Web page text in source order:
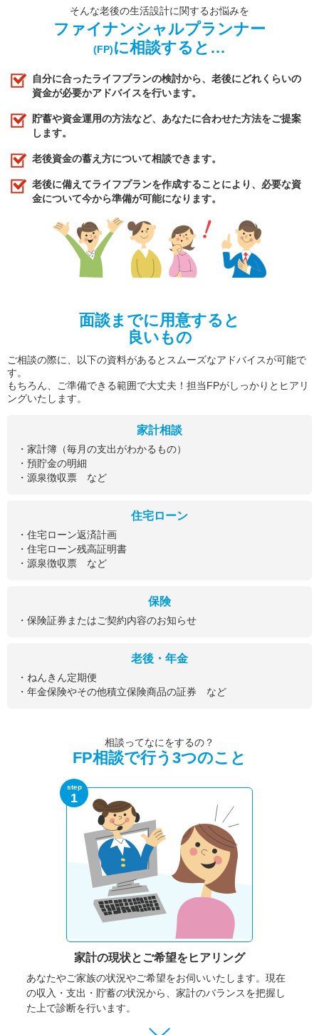
そんな老後の生活設計に関するお悩みを
ファイナンシャルプランナー
(FP)に相談すると…
自分に合ったライフプランの検討から、老後にどれくらいの
資金が必要かアドバイスを行います。
貯蓄や資金運用の方法など、あなたに合わせた方法をご提案
します。
老後資金の蓄え方について相談できます。
老後に備えてライフプランを作成することにより、必要な資
金について今から準備が可能になります。
面談までに用意すると
良いもの
ご相談の際に、以下の資料があるとスムーズなアドバイスが可能で
す。
もちろん、ご準備できる範囲で大丈夫！担当FPがしっかりとヒアリ
ングいたします。
家計相談
・家計簿（毎月の支出がわかるもの）
・預貯金の明細
・源泉徴収票 など
住宅ローン
・住宅ローン返済計画
・住宅ローン残高証明書
・源泉徴収票 など
保険
・保険証券またはご契約内容のお知らせ
老後・年金
・ねんきん定期便
・年金保険やその他積立保険商品の証券 など
相談ってなにをするの？
FP相談で行う3つのこと
step
1
家計の現状と ご希望をヒアリング
あなたやご家族の状況やご希望をお伺いいたします。 現在
の収入・支出・貯蓄の状況から、家計のバランスを把握し
た上で診断を行います。